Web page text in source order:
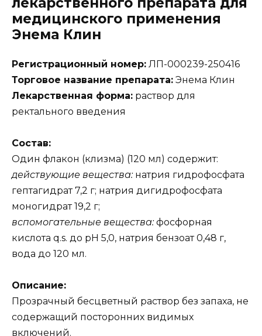
медицинского применения
Энема Клин
Регистрационный номер: ЛП-000239-250416
Торговое название препарата: Энема Клин
Лекарственная форма: раствор для
ректального введения
Состав:
Один флакон (клизма) (120 мл) содержит:
действующие вещества:натрия гидрофосфата
гептагидрат 7,2 г; натрия дигидрофосфата
моногидрат 19,2 г;
вспомогательные вещества:фосфорная
кислота q.s. до рН 5,0, натрия бензоат 0,48 г,
вода до 120 мл.
Описание:
Прозрачный бесцветный раствор без запаха, не
содержащий посторонних видимых
включений.